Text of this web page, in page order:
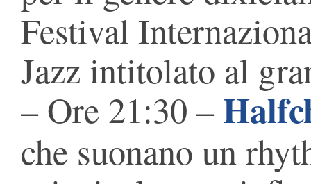
Festival
Jazz intitolato al
– Ore 21:30 –
che suonano un